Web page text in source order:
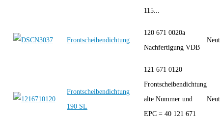
115...
Frontscheibendichtung
120 671 0020a
Nachfertigung VDB
Frontscheibendichtung
190 SL
121 671 0120
Frontscheibendichtung
alte Nummer und
EPC = 40 121 671